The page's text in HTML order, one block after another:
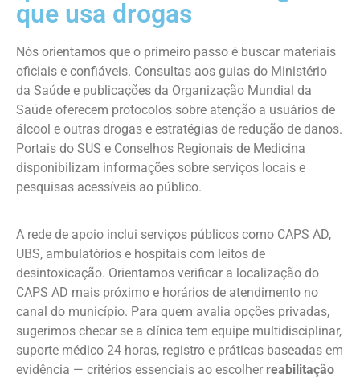
que usa drogas
Nós orientamos que o primeiro passo é buscar materiais
oficiais e confiáveis. Consultas aos guias do Ministério
da Saúde e publicações da Organização Mundial da
Saúde oferecem protocolos sobre atenção a usuários de
álcool e outras drogas e estratégias de redução de danos.
Portais do SUS e Conselhos Regionais de Medicina
disponibilizam informações sobre serviços locais e
pesquisas acessíveis ao público.
A rede de apoio inclui serviços públicos como CAPS AD,
UBS, ambulatórios e hospitais com leitos de
desintoxicação. Orientamos verificar a localização do
CAPS AD mais próximo e horários de atendimento no
canal do município. Para quem avalia opções privadas,
sugerimos checar se a clínica tem equipe multidisciplinar,
suporte médico 24 horas, registro e práticas baseadas em
evidência — critérios essenciais ao escolher reabilitação